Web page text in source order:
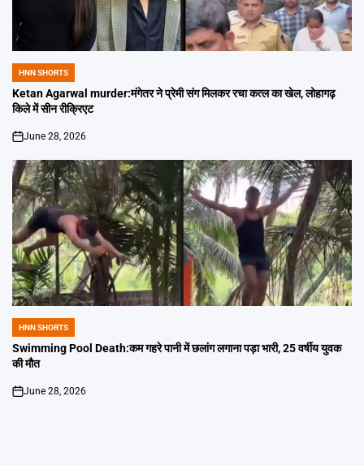
POSTED
IN
HNN SHORTS
Ketan Agarwal murder:मंगेतर ने प्रेमी संग मिलकर रचा कत्ल का खेल, लोहागढ़
किले में सीन रीक्रिएट
on
June 28, 2026
POSTED
IN
HNN SHORTS
Swimming Pool Death:कम गहरे पानी में छलांग लगाना पड़ा भारी, 25 वर्षीय युवक
की मौत
on
June 28, 2026